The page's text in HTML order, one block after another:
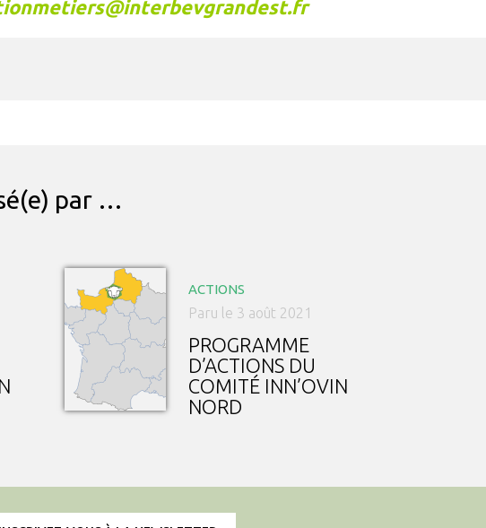
par …
ACTIONS
Paru le 3 août 2021
PROGRAMME
D’ACTIONS DU
COMITÉ INN’OVIN
NORD